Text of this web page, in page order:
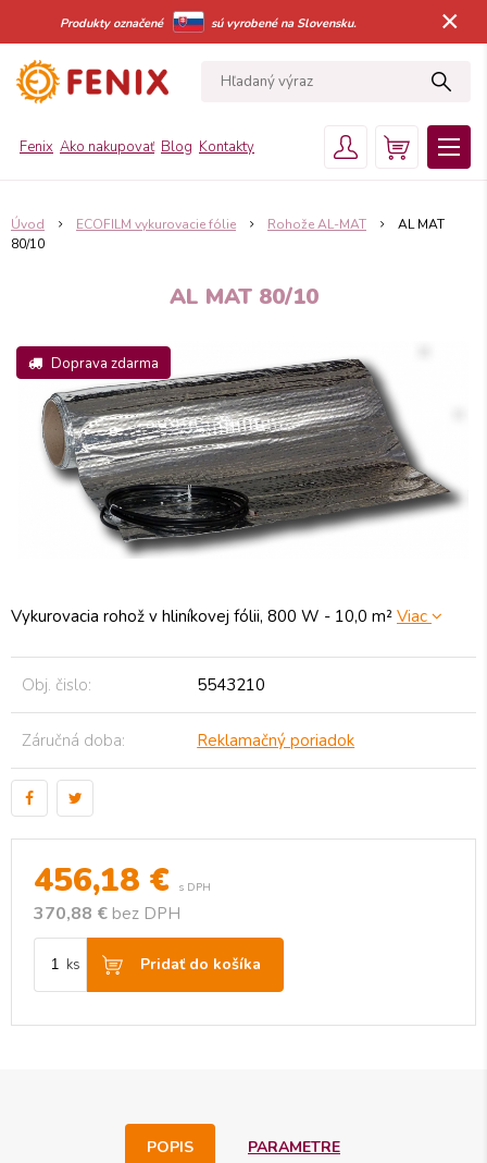
Produkty označené sú vyrobené na Slovensku. ×
Fenix Ako nakupovať Blog Kontakty
Úvod ECOFILM vykurovacie fólie Rohože AL-MAT
AL MAT
80/10
AL MAT 80/10
Doprava zdarma
456,18 € s DPH
370,88 € bez DPH
ks Pridať do košíka
Vykurovacia rohož v hliníkovej fólii, 800 W - 10,0 m² Viac
Obj. čislo: 5543210
Záručná doba: Reklamačný poriadok
POPIS PARAMETRE